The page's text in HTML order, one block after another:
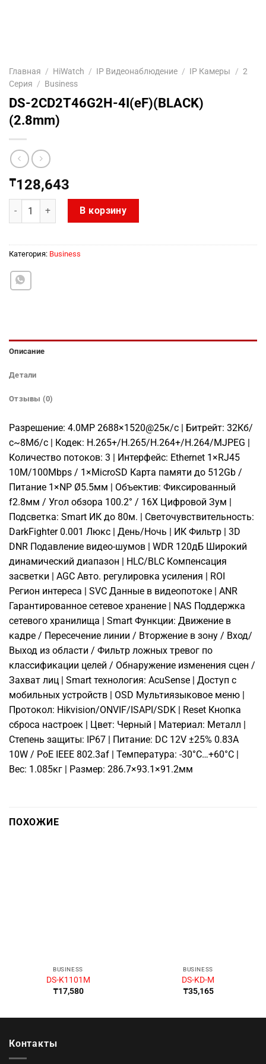
Главная / HiWatch / IP Видеонаблюдение / IP Камеры / 2
Серия / Business
DS-2CD2T46G2H-4I(eF)(BLACK)
(2.8mm)
₸128,643
Количество товара DS-2CD2T46G2H-4I(eF)(BLACK) (2.8mm)
В корзину
Категория: Business
Описание
Детали
Отзывы (0)
Разрешение: 4.0MP 2688×1520@25к/с | Битрейт: 32Кб/
с~8Мб/с | Кодек: H.265+/H.265/H.264+/H.264/MJPEG |
Количество потоков: 3 | Интерфейс: Ethernet 1×RJ45
10M/100Mbps / 1×MicroSD Карта памяти до 512Gb /
Питание 1×NP Ø5.5мм | Объектив: Фиксированный
f2.8мм / Угол обзора 100.2° / 16X Цифровой Зум |
Подсветка: Smart ИК до 80м. | Светочувствительность:
DarkFighter 0.001 Люкс | День/Ночь | ИК Фильтр | 3D
DNR Подавление видео-шумов | WDR 120дБ Широкий
динамический диапазон | HLC/BLC Компенсация
засветки | AGC Авто. регулировка усиления | ROI
Регион интереса | SVC Данные в видеопотоке | ANR
Гарантированное сетевое хранение | NAS Поддержка
сетевого хранилища | Smart Функции: Движение в
кадре / Пересечение линии / Вторжение в зону / Вход/
Выход из области / Фильтр ложных тревог по
классификации целей / Обнаружение изменения сцен /
Захват лиц | Smart технология: AcuSense | Доступ с
мобильных устройств | OSD Мультиязыковое меню |
Протокол: Hikvision/ONVIF/ISAPI/SDK | Reset Кнопка
сброса настроек | Цвет: Черный | Материал: Металл |
Степень защиты: IP67 | Питание: DC 12V ±25% 0.83A
10W / PoE IEEE 802.3af | Температура: -30°C…+60°C |
Вес: 1.085кг | Размер: 286.7×93.1×91.2мм
ПОХОЖИЕ
BUSINESS
DS-K1101M
₸17,580
BUSINESS
DS-KD-M
₸35,165
Контакты